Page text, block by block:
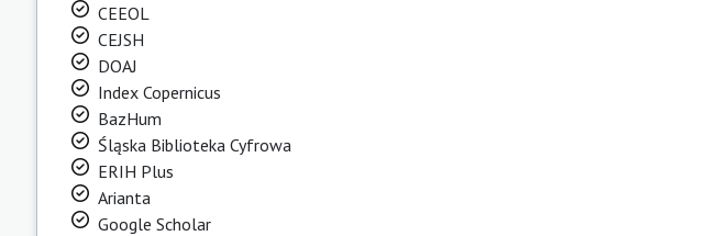
CEEOL
CEJSH
DOAJ
Index Copernicus
BazHum
Śląska Biblioteka Cyfrowa
ERIH Plus
Arianta
Google Scholar